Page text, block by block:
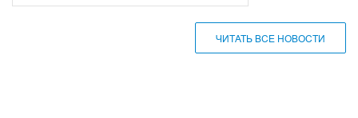
ЧИТАТЬ ВСЕ НОВОСТИ